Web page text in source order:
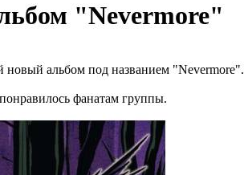
"Nevermore"
новый альбом под названием "Nevermore".
фанатам группы.